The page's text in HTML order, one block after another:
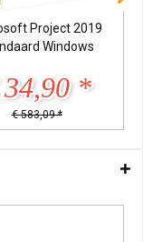
Project 2019
Windows
*
€ 583,09 *